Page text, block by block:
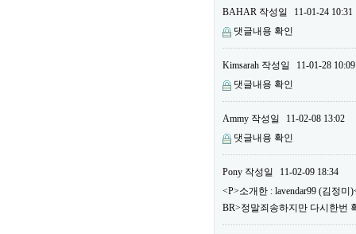
BAHAR 작성일
11-01-24 10:31
댓글내용 확인
Kimsarah 작성일
11-01-28 10:09
댓글내용 확인
Ammy 작성일
11-02-08 13:02
댓글내용 확인
Pony 작성일
11-02-09 18:34
<P>소개한 : lavendar99 (김정
BR>정말죄송하지만 다시한번